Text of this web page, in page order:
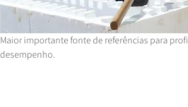
Maior importante fonte de referências para
desempenho.